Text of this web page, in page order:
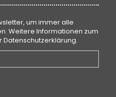
um immer alle
Weitere Informationen zum
Datenschutzerklärung.